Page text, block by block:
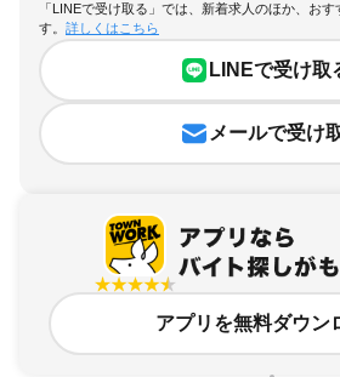
「LINEで受け取る」では、新着求人のほか、お
す。 詳しくはこちら
LINEで受け取
メールで受け
アプリを無料ダウン